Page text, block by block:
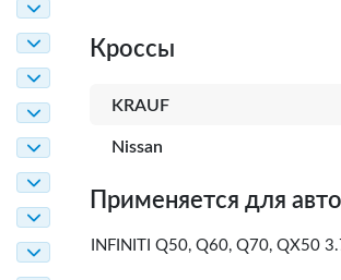
Кроссы
KRAUF
Nissan
Применяется для авто
INFINITI Q50, Q60, Q70, QX50